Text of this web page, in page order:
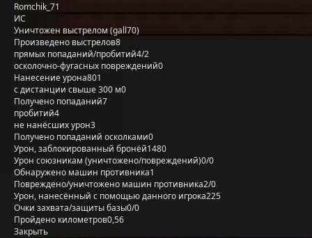
Romchik_71
ИС
Уничтожен выстрелом (gall70)
Произведено выстрелов8
прямых попаданий/пробитий4/2
осколочно-фугасных повреждений0
Нанесение урона801
с дистанции свыше 300 м0
Получено попаданий7
пробитий4
не нанёсших урон3
Получено попаданий осколками0
Урон, заблокированный бронёй1480
Урон союзникам (уничтожено/повреждений)0/0
Обнаружено машин противника1
Повреждено/уничтожено машин противника2/0
Урон, нанесённый с помощью данного игрока225
Очки захвата/защиты базы0/0
Пройдено километров0,56
Закрыть